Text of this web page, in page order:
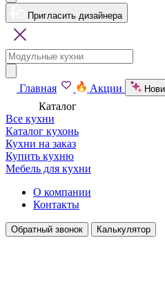
Пригласить дизайнера
Главная Акции
Каталог
Все кухни
Каталог кухонь
Кухни на заказ
Купить кухню
Мебель для кухни
О компании
Контакты
Обратный звонок Калькулятор